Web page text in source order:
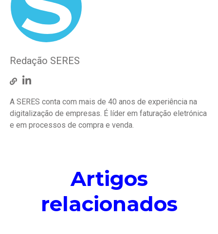
Redação SERES
A SERES conta com mais de 40 anos de experiência na
digitalização de empresas. É líder em faturação eletrónica
e em processos de compra e venda.
Artigos
relacionados